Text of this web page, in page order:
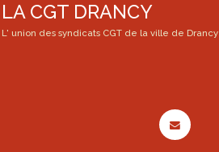
LA CGT DRANCY
L' union des syndicats CGT de la ville de Drancy